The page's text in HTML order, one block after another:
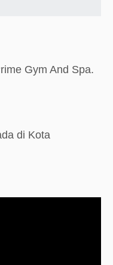
Gym And Spa.
di Kota